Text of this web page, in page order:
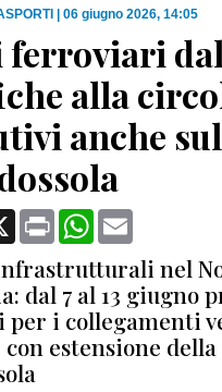
06 giugno 2026, 14:05
alla
anche
X Print WhatsApp
nel
dal 7 al 13 giugno
i collegamenti
con estensione